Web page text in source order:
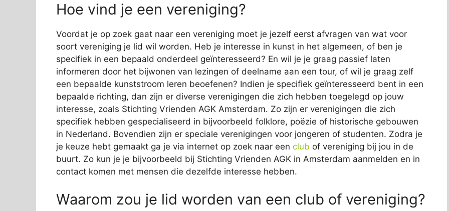
Hoe vind je een vereniging?
Voordat je op zoek gaat naar een vereniging moet je jezelf eerst afvragen van wat voor
soort vereniging je lid wil worden. Heb je interesse in kunst in het algemeen, of ben je
specifiek in een bepaald onderdeel geïnteresseerd? En wil je je graag passief laten
informeren door het bijwonen van lezingen of deelname aan een tour, of wil je graag zelf
een bepaalde kunststroom leren beoefenen? Indien je specifiek geïnteresseerd bent in een
bepaalde richting, dan zijn er diverse verenigingen die zich hebben toegelegd op jouw
interesse, zoals Stichting Vrienden AGK Amsterdam. Zo zijn er verenigingen die zich
specifiek hebben gespecialiseerd in bijvoorbeeld folklore, poëzie of historische gebouwen
in Nederland. Bovendien zijn er speciale verenigingen voor jongeren of studenten. Zodra je
je keuze hebt gemaakt ga je via internet op zoek naar een club of vereniging bij jou in de
buurt. Zo kun je je bijvoorbeeld bij Stichting Vrienden AGK in Amsterdam aanmelden en in
contact komen met mensen die dezelfde interesse hebben.
Waarom zou je lid worden van een club of vereniging?